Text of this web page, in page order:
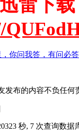
雷下
你问我答，有问必
发布的内容不负任
秒, 7 次查询数